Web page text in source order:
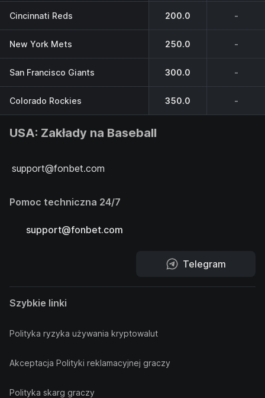
Cincinnati Reds 200.0 -
New York Mets 250.0 -
San Francisco Giants 300.0 -
Colorado Rockies 350.0 -
USA: Zakłady na Baseball
support@fonbet.com
Pomoc techniczna 24/7
support@fonbet.com
Telegram
Szybkie linki
Polityka ryzyka używania kryptowalut
Akceptacja Polityki reklamacyjnej graczy
Polityka skarg graczy